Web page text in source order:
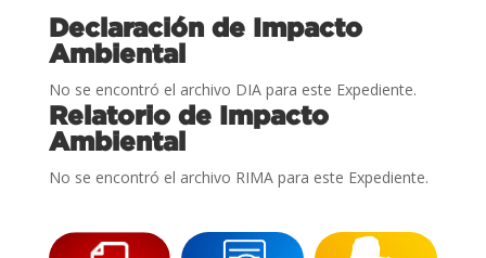
Declaración de Impacto
Ambiental
No se encontró el archivo DIA para este Expediente.
Relatorio de Impacto
Ambiental
No se encontró el archivo RIMA para este Expediente.